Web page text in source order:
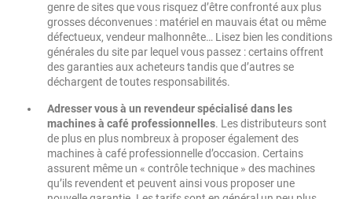
genre de sites que vous risquez d’être confronté aux plus
grosses déconvenues : matériel en mauvais état ou même
défectueux, vendeur malhonnête… Lisez bien les conditions
générales du site par lequel vous passez : certains offrent
des garanties aux acheteurs tandis que d’autres se
déchargent de toutes responsabilités.
Adresser vous à un revendeur spécialisé dans les
machines à café professionnelles. Les distributeurs sont
de plus en plus nombreux à proposer également des
machines à café professionnelle d’occasion. Certains
assurent même un « contrôle technique » des machines
qu’ils revendent et peuvent ainsi vous proposer une